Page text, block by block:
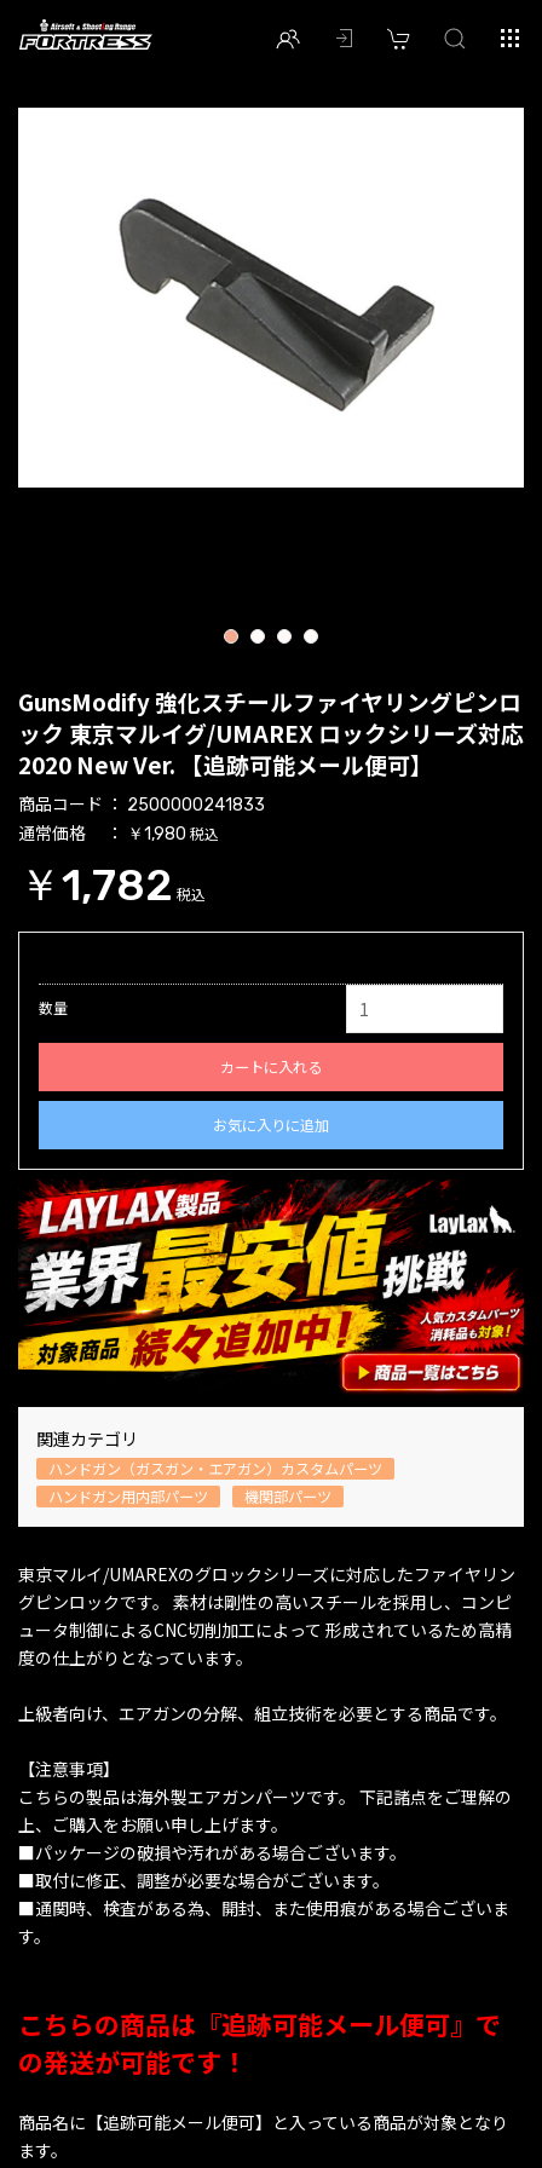
1 2 3 4
GunsModify 強化スチールファイヤリングピンロ
ック 東京マルイグ/UMAREX ロックシリーズ対応
2020 New Ver. 【追跡可能メール便可】
商品コード 2500000241833
通常価格 ￥1,980 税込
￥1,782 税込
数量
カートに入れる
お気に入りに追加
関連カテゴリ
ハンドガン（ガスガン・エアガン）カスタムパーツ
ハンドガン用内部パーツ
機関部パーツ
東京マルイ/UMAREXのグロックシリーズに対応したファイヤリン
グピンロックです。 素材は剛性の高いスチールを採用し、コンピ
ュータ制御によるCNC切削加工によって 形成されているため高精
度の仕上がりとなっています。
上級者向け、エアガンの分解、組立技術を必要とする商品です。
【注意事項】
こちらの製品は海外製エアガンパーツです。 下記諸点をご理解の
上、ご購入をお願い申し上げます。
■パッケージの破損や汚れがある場合ございます。
■取付に修正、調整が必要な場合がございます。
■通関時、検査がある為、開封、また使用痕がある場合ございま
す。
こちらの商品は『追跡可能メール便可』で
の発送が可能です！
商品名に【追跡可能メール便可】と入っている商品が対象となり
ます。